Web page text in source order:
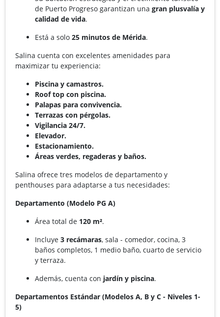
de Puerto Progreso garantizan una gran plusvalía y
calidad de vida.
Está a solo 25 minutos de Mérida.
Salina cuenta con excelentes amenidades para
maximizar tu experiencia:
Piscina y camastros.
Roof top con piscina.
Palapas para convivencia.
Terrazas con pérgolas.
Vigilancia 24/7.
Elevador.
Estacionamiento.
Áreas verdes, regaderas y baños.
Salina ofrece tres modelos de departamento y
penthouses para adaptarse a tus necesidades:
Departamento (Modelo PG A)
Área total de 120 m².
Incluye 3 recámaras, sala - comedor, cocina, 3
baños completos, 1 medio baño, cuarto de servicio
y terraza.
Además, cuenta con jardín y piscina.
Departamentos Estándar (Modelos A, B y C - Niveles 1-
5)